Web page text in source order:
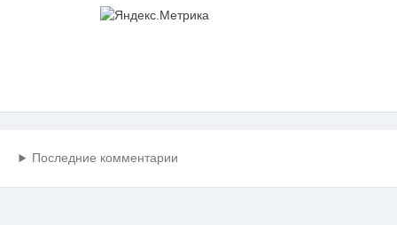
Последние комментарии